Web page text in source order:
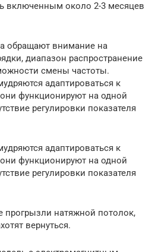
включенным около 2-3 месяцев
обращают внимание на
диапазон распространение
смены частоты.
адаптироваться к
функционируют на одной
регулировки показателя
адаптироваться к
функционируют на одной
регулировки показателя
натяжной потолок,
вернуться.